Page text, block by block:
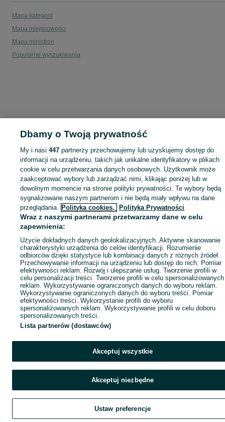
Mapa kategorii
Mapa miejscowości
Mapa ministron
Popularne wyszukiwania
Szukaj Obserwujesz Dodaj Czat
Dbamy o Twoją prywatność
My i nasi447 partnerzy przechowujemy lub uzyskujemy dostęp do
informacji na urządzeniu, takich jak unikalne identyfikatory w plikach
cookie w celu przetwarzania danych osobowych. Użytkownik może
zaakceptować wybory lub zarządzać nimi, klikając poniżej lub w
dowolnym momencie na stronie polityki prywatności. Te wybory będą
sygnalizowane naszym partnerom i nie będą miały wpływu na dane
przeglądania. Polityka cookies, Polityka Prywatności
Wraz z naszymi partnerami przetwarzamy dane w celu
zapewnienia:
Użycie dokładnych danych geolokalizacyjnych. Aktywne skanowanie
charakterystyki urządzenia do celów identyfikacji. Rozumienie
odbiorców dzięki statystyce lub kombinacji danych z różnych źródeł.
Przechowywanie informacji na urządzeniu lub dostęp do nich. Pomiar
efektywności reklam. Rozwój i ulepszanie usług. Tworzenie profili w
celu personalizacji treści. Tworzenie profili w celu spersonalizowanych
reklam. Wykorzystywanie ograniczonych danych do wyboru reklam.
Wykorzystywanie ograniczonych danych do wyboru treści. Pomiar
efektywności treści. Wykorzystanie profili do wyboru
spersonalizowanych reklam. Wykorzystywanie profili w celu doboru
spersonalizowanych treści.
Lista partnerów (dostawców)
Akceptuj wszystkie
Akceptuj niezbędne
Ustaw preferencje